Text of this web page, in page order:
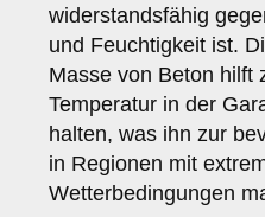
widerstandsfähig
und Feuchtigkeit ist.
Masse von Beton hilft
Temperatur in der
halten, was ihn zur
in Regionen mit
Wetterbedingungen